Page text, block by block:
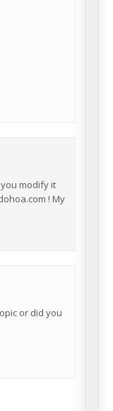
modify it
! My
or did you